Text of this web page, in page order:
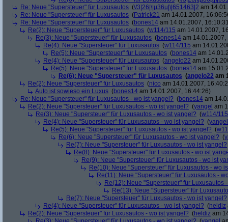
Re: Neue "Supersteuer" für Luxusautos (\/3|26|\|µ36µ|\|651463|2 am
Re: Neue "Supersteuer" für Luxusautos (Patrick21 am 14.01.2007,
Re: Neue "Supersteuer" für Luxusautos (bones14 am 14.01.2007,
Re(2): Neue "Supersteuer" für Luxusautos (w114/115 am 14.01.2007,
Re(3): Neue "Supersteuer" für Luxusautos (bones14 am 14.01.2007,
Re(4): Neue "Supersteuer" für Luxusautos (w114/115 am
Re(5): Neue "Supersteuer" für Luxusautos (bones14 am
Re(4): Neue "Supersteuer" für Luxusautos (angelo22 am
Re(5): Neue "Supersteuer" für Luxusautos (bones14 am
Re(6): Neue "Supersteuer" für Luxusautos (angelo22 am
Re(2): Neue "Supersteuer" für Luxusautos (nico am 14.01.2007,
Auto ist sowieso ein Luxus (bones14 am 14.01.2007, 16:44:26)
Re: Neue "Supersteuer" für Luxusautos - wo ist yangel? (bones14 am
Re(2): Neue "Supersteuer" für Luxusautos - wo ist yangel? (yangel am
Re(3): Neue "Supersteuer" für Luxusautos - wo ist yangel? (w114/115
Re(4): Neue "Supersteuer" für Luxusautos - wo ist yangel? (yangel
Re(5): Neue "Supersteuer" für Luxusautos - wo ist yangel? (
Re(6): Neue "Supersteuer" für Luxusautos - wo ist yangel? (
Re(7): Neue "Supersteuer" für Luxusautos - wo ist yangel?
Re(8): Neue "Supersteuer" für Luxusautos - wo ist
Re(9): Neue "Supersteuer" für Luxusautos - wo ist
Re(10): Neue "Supersteuer" für Luxusautos - wo
Re(11): Neue "Supersteuer" für Luxusautos -
Re(12): Neue "Supersteuer" für Luxusautos
Re(13): Neue "Supersteuer" für
Re(7): Neue "Supersteuer" für Luxusautos - wo ist yangel?
Re(4): Neue "Supersteuer" für Luxusautos - wo ist yangel? (heldiz
Re(2): Neue "Supersteuer" für Luxusautos - wo ist yangel? (heldiz am